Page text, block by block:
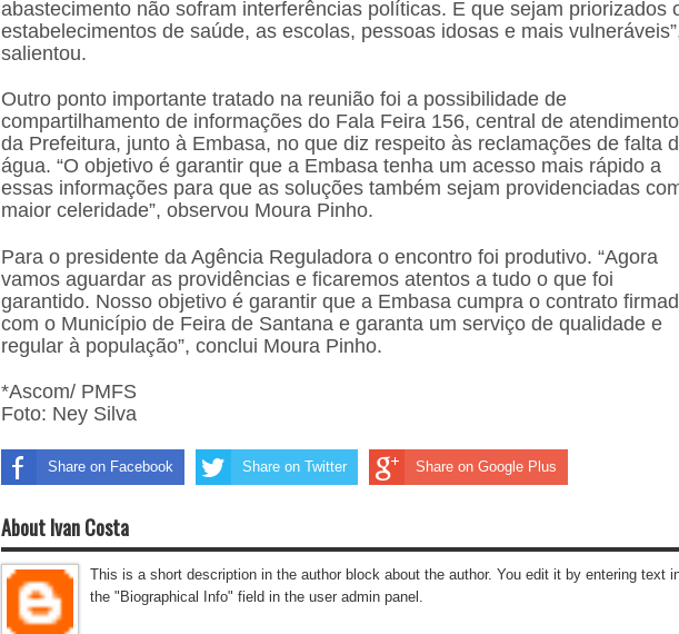
abastecimento não sofram interferências políticas. E que sejam priorizados
estabelecimentos de saúde, as escolas, pessoas idosas e mais
salientou.
Outro ponto importante tratado na reunião foi a possibilidade de
compartilhamento de informações do Fala Feira 156, central de atendimento
da Prefeitura, junto à Embasa, no que diz respeito às reclamações de falta
água. “O objetivo é garantir que a Embasa tenha um acesso mais rápido a
essas informações para que as soluções também sejam providenciadas
maior celeridade”, observou Moura Pinho.
Para o presidente da Agência Reguladora o encontro foi produtivo. “Agora
vamos aguardar as providências e ficaremos atentos a tudo o que foi
garantido. Nosso objetivo é garantir que a Embasa cumpra o contrato
com o Município de Feira de Santana e garanta um serviço de qualidade e
regular à população”, conclui Moura Pinho.
*Ascom/ PMFS
Foto: Ney Silva
Share on Facebook Share on Twitter Share on Google Plus
About Ivan Costa
This is a short description in the author block about the author. You edit it by entering text
the "Biographical Info" field in the user admin panel.